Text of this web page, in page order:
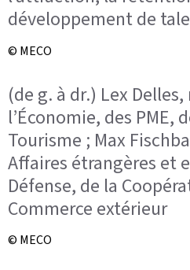
développement de
© MECO
(de g. à dr.) Lex
l’Économie, des PME,
Tourisme ; Max
Affaires étrangères et
Défense, de la
Commerce extérieur
© MECO